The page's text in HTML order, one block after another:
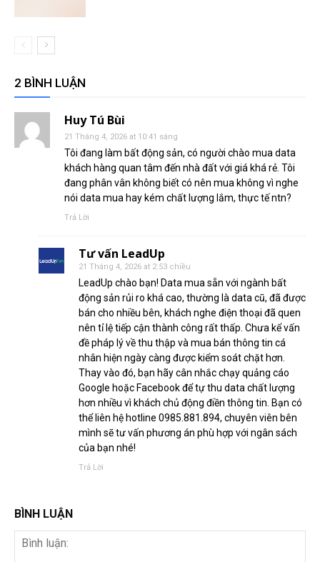
2 BÌNH LUẬN
Huy Tú Bùi
21 Tháng 4, 2026 at 10:41 sáng
Tôi đang làm bất động sản, có người chào mua data
khách hàng quan tâm đến nhà đất với giá khá rẻ. Tôi
đang phân vân không biết có nên mua không vì nghe
nói data mua hay kém chất lượng lắm, thực tế ntn?
Trả Lời
Tư vấn LeadUp
21 Tháng 4, 2026 at 2:53 chiều
LeadUp chào bạn! Data mua sẵn với ngành bất
động sản rủi ro khá cao, thường là data cũ, đã được
bán cho nhiều bên, khách nghe điện thoại đã quen
nên tỉ lệ tiếp cận thành công rất thấp. Chưa kể vấn
đề pháp lý về thu thập và mua bán thông tin cá
nhân hiện ngày càng được kiểm soát chặt hơn.
Thay vào đó, bạn hãy cân nhắc chạy quảng cáo
Google hoặc Facebook để tự thu data chất lượng
hơn nhiều vì khách chủ động điền thông tin. Bạn có
thể liên hệ hotline 0985.881.894, chuyên viên bên
mình sẽ tư vấn phương án phù hợp với ngân sách
của bạn nhé!
Trả Lời
BÌNH LUẬN